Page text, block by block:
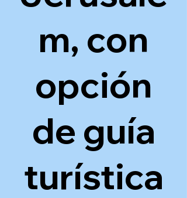
m, con
opción
de guía
turística